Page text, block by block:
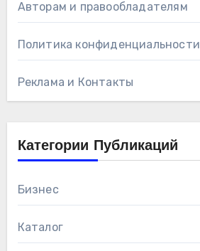
Авторам и правообладателям
Политика конфиденциальности
Реклама и Контакты
Категории Публикаций
Бизнес
Каталог